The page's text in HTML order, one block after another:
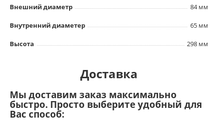
Внешний диаметр 84 мм
Внутренний диаметер 65 мм
Высота 298 мм
Доставка
Мы доставим заказ максимально
быстро. Просто выберите удобный для
Вас способ: